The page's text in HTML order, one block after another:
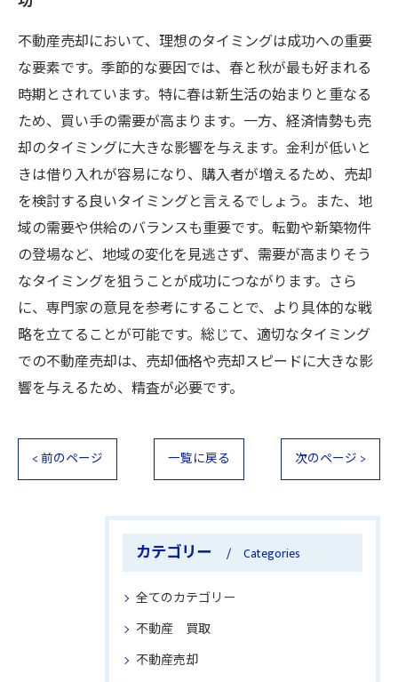
不動産売却において、理想のタイミングは成功への重要
な要素です。季節的な要因では、春と秋が最も好まれる
時期とされています。特に春は新生活の始まりと重なる
ため、買い手の需要が高まります。一方、経済情勢も売
却のタイミングに大きな影響を与えます。金利が低いと
きは借り入れが容易になり、購入者が増えるため、売却
を検討する良いタイミングと言えるでしょう。また、地
域の需要や供給のバランスも重要です。転勤や新築物件
の登場など、地域の変化を見逃さず、需要が高まりそう
なタイミングを狙うことが成功につながります。さら
に、専門家の意見を参考にすることで、より具体的な戦
略を立てることが可能です。総じて、適切なタイミング
での不動産売却は、売却価格や売却スピードに大きな影
響を与えるため、精査が必要です。
< 前のページ 一覧に戻る 次のページ >
カテゴリー Categories
全てのカテゴリー
不動産 買取
不動産売却